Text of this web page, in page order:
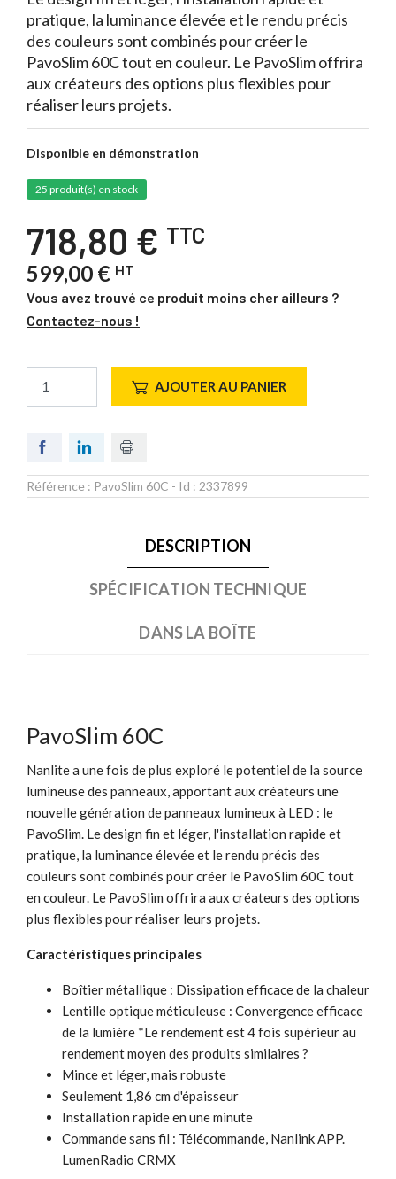
pratique, la luminance élevée et le rendu précis
des couleurs sont combinés pour créer le
PavoSlim 60C tout en couleur. Le PavoSlim offrira
aux créateurs des options plus flexibles pour
réaliser leurs projets.
Disponible en démonstration
25 produit(s) en stock
718,80 € TTC
599,00 € HT
Vous avez trouvé ce produit moins cher ailleurs ?
Contactez-nous !
AJOUTER AU PANIER
Référence : PavoSlim 60C - Id : 2337899
DESCRIPTION
SPÉCIFICATION TECHNIQUE
DANS LA BOÎTE
PavoSlim 60C
Nanlite a une fois de plus exploré le potentiel de la source
lumineuse des panneaux, apportant aux créateurs une
nouvelle génération de panneaux lumineux à LED : le
PavoSlim. Le design fin et léger, l'installation rapide et
pratique, la luminance élevée et le rendu précis des
couleurs sont combinés pour créer le PavoSlim 60C tout
en couleur. Le PavoSlim offrira aux créateurs des options
plus flexibles pour réaliser leurs projets.
Caractéristiques principales
Boîtier métallique : Dissipation efficace de la chaleur
Lentille optique méticuleuse : Convergence efficace
de la lumière *Le rendement est 4 fois supérieur au
rendement moyen des produits similaires ?
Mince et léger, mais robuste
Seulement 1,86 cm d'épaisseur
Installation rapide en une minute
Commande sans fil : Télécommande, Nanlink APP.
LumenRadio CRMX